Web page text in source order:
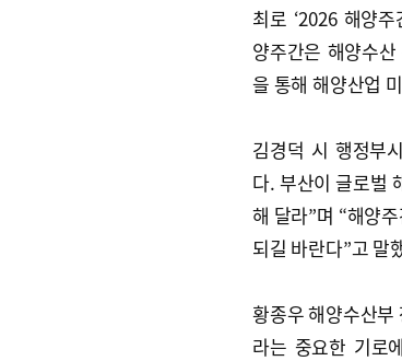
최로 ‘2026 해양
양주간은 해양수
을 통해 해양산업
김경덕 시 행정부
다. 부산이 글로벌
해 달라”며 “해양
되길 바란다”고 말
황종우 해양수산부
라는 중요한 기로